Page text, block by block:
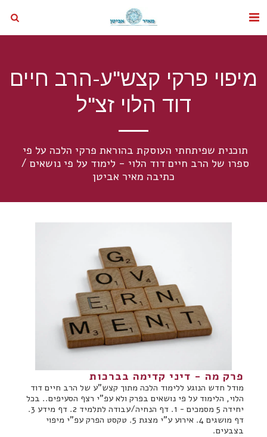
מיפוי פרקי קצש"ע-הרב חיים
דוד הלוי זצ"ל
כתיבה מאיר אביטן
פרק מה - דיני קדימה בברכות
מודל חדש הנוגע ללימוד הלכה מתוך קצש"ע של הרב חיים דוד
הלוי, הלימוד על פי נושאים בפרק ולא עפ"י רצף הסעיפים.. בכל
יחידה 5 מסמכים - 1. דף הנחיה/עבודה לתלמיד 2. דף מידע 3.
דף מושגים 4. אירוע ע"י מצגת 5. טקסט הפרק עפ"י מיפוי
בצבעים.